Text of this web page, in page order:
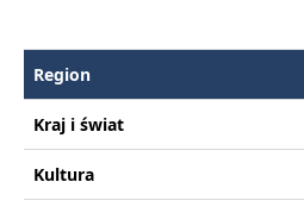
Region
Kraj i świat
Kultura